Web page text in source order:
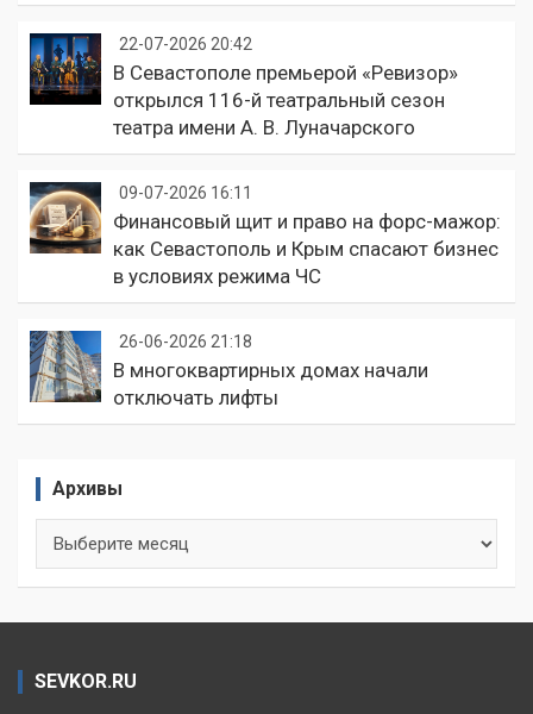
22-07-2026 20:42
В Севастополе премьерой «Ревизор»
открылся 116-й театральный сезон
театра имени А. В. Луначарского
09-07-2026 16:11
Финансовый щит и право на форс-мажор:
как Севастополь и Крым спасают бизнес
в условиях режима ЧС
26-06-2026 21:18
В многоквартирных домах начали
отключать лифты
Архивы
SEVKOR.RU